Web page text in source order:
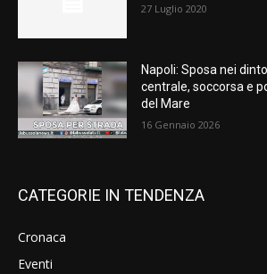
27 Luglio 2020
Napoli: Sposa nei
centrale, soccorsa e
del Mare
16 Gennaio 2026
CATEGORIE IN TENDENZA
Cronaca
Eventi